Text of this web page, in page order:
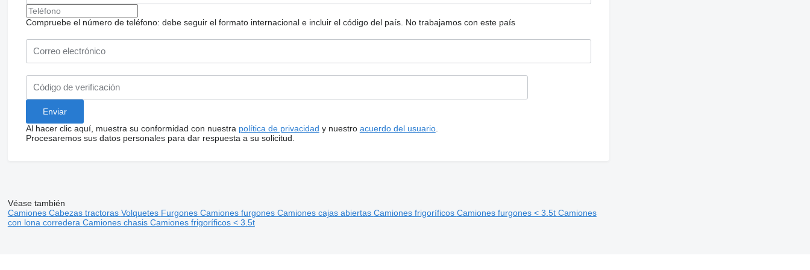
Compruebe el número de teléfono: debe seguir el formato internacional e incluir el código del país. No trabajamos con este país
Al hacer clic aquí, muestra su conformidad con nuestra política de privacidad y nuestro acuerdo del usuario.
Procesaremos sus datos personales para dar respuesta a su solicitud.
Véase también
Camiones Cabezas tractoras Volquetes Furgones Camiones furgones Camiones cajas abiertas Camiones frigoríficos Camiones furgones < 3.5t Camiones
con lona corredera Camiones chasis Camiones frigoríficos < 3.5t